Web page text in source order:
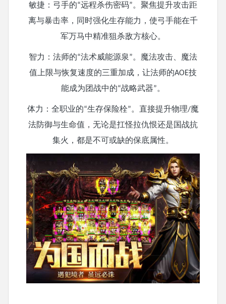
敏捷：弓手的“远程杀伤密码”。聚焦提升攻击距
离与暴击率，同时强化生存能力，使弓手能在千
军万马中精准狙杀敌方核心。
智力：法师的“法术威能源泉”。魔法攻击、魔法
值上限与恢复速度的三重加成，让法师的AOE技
能成为团战中的“战略武器”。
体力：全职业的“生存保险栓”。直接提升物理/魔
法防御与生命值，无论是扛怪拉仇恨还是国战抗
集火，都是不可或缺的保底属性。